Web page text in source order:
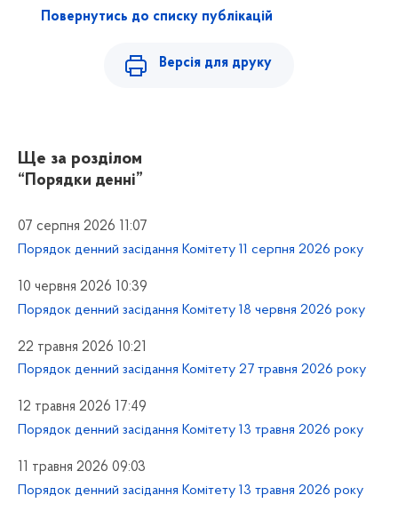
Повернутись до списку публікацій
Версія для друку
Ще за розділом
“Порядки денні”
07 серпня 2026 11:07
Порядок денний засідання Комітету 11 серпня 2026 року
10 червня 2026 10:39
Порядок денний засідання Комітету 18 червня 2026 року
22 травня 2026 10:21
Порядок денний засідання Комітету 27 травня 2026 року
12 травня 2026 17:49
Порядок денний засідання Комітету 13 травня 2026 року
11 травня 2026 09:03
Порядок денний засідання Комітету 13 травня 2026 року